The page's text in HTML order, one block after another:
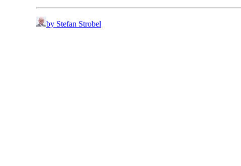
by Stefan Strobel